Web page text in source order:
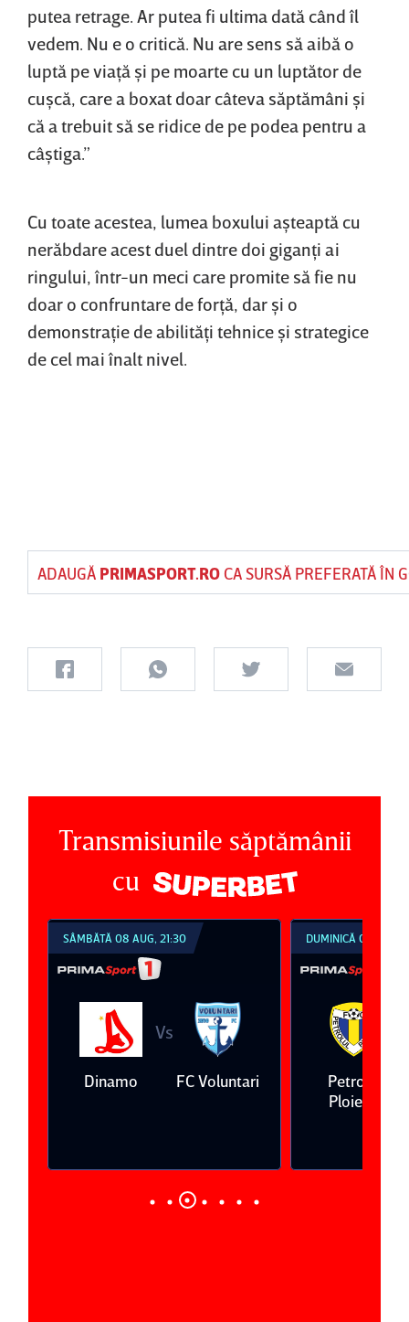
putea retrage. Ar putea fi ultima dată când îl
vedem. Nu e o critică. Nu are sens să aibă o
luptă pe viaţă şi pe moarte cu un luptător de
cuşcă, care a boxat doar câteva săptămâni şi
că a trebuit să se ridice de pe podea pentru a
câştiga.”
Cu toate acestea, lumea boxului aşteaptă cu
nerăbdare acest duel dintre doi giganţi ai
ringului, într-un meci care promite să fie nu
doar o confruntare de forţă, dar şi o
demonstraţie de abilităţi tehnice şi strategice
de cel mai înalt nivel.
ADAUGĂ PRIMASPORT.ROCA SURSĂ PREFERATĂ ÎN
Transmisiunile săptămânii
cu
SÂMBĂTĂ 08 AUG, 21:30
Dinamo
Vs
FC Voluntari
DUMINICĂ 09 AUG,
Petrolul
Ploieşti